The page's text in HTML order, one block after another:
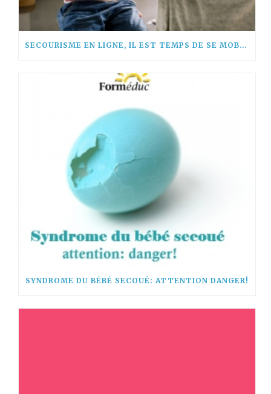
SECOURISME EN LIGNE, IL EST TEMPS DE SE MOBILISER !
SYNDROME DU BÉBÉ SECOUÉ: ATTENTION DANGER!